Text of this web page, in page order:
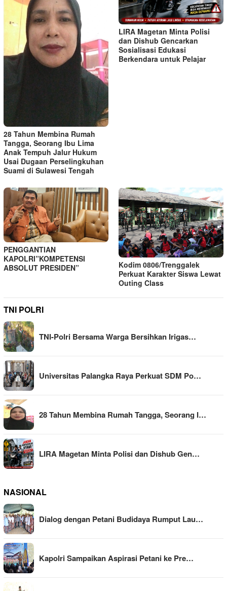
28 Tahun Membina Rumah
Tangga, Seorang Ibu Lima
Anak Tempuh Jalur Hukum
Usai Dugaan Perselingkuhan
Suami di Sulawesi Tengah
LIRA Magetan Minta Polisi
dan Dishub Gencarkan
Sosialisasi Edukasi
Berkendara untuk Pelajar
PENGGANTIAN
KAPOLRI”KOMPETENSI
ABSOLUT PRESIDEN”
Kodim 0806/Trenggalek
Perkuat Karakter Siswa Lewat
Outing Class
TNI POLRI
TNI-Polri Bersama Warga Bersihkan Irigas…
Universitas Palangka Raya Perkuat SDM Po…
28 Tahun Membina Rumah Tangga, Seorang I…
LIRA Magetan Minta Polisi dan Dishub Gen…
NASIONAL
Dialog dengan Petani Budidaya Rumput Lau…
Kapolri Sampaikan Aspirasi Petani ke Pre…